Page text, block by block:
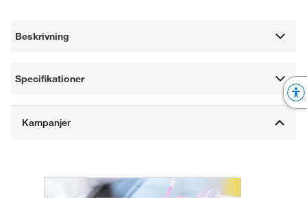
Beskrivning
Specifikationer